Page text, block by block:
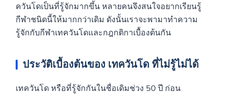
ควันโดเป็นที่รู้จักมากขึ้น หลายคนจึงสนใจอยากเรียนรู้
กีฬาชนิดนี้ให้มากกว่าเดิม ดังนั้นเราจะพามาทำความ
รู้จักกับกีฬาเทควันโดและกฎกติกาเบื้องต้นกัน
ประวัติเบื้องต้นของ เทควันโด ที่ไม่รู้ไม่ได้
เทควันโด หรือที่รู้จักกันในชื่อเดิมช่วง 50 ปี ก่อน